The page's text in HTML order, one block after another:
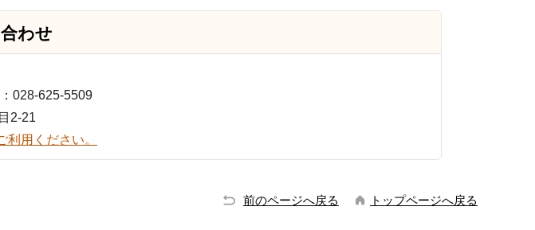
わせ
028-625-5509
2-21
用ください。
前のページへ戻る トップページへ戻る